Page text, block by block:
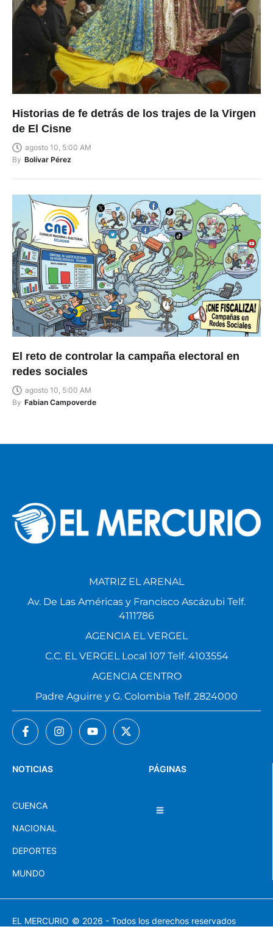
Historias de fe detrás de los trajes de la Virgen
de El Cisne
agosto 10, 5:00 AM
By Bolívar Pérez
El reto de controlar la campaña electoral en
redes sociales
agosto 10, 5:00 AM
By Fabian Campoverde
PÁGINAS
NOTICIAS
CUENCA
NACIONAL
DEPORTES
MUNDO
MATRIZ EL ARENAL
Av. De Las Américas y Francisco Ascázubi Telf.
4111786
AGENCIA EL VERGEL
C.C. EL VERGEL Local 107 Telf. 4103554
AGENCIA CENTRO
Padre Aguirre y G. Colombia Telf. 2824000
EL MERCURIO © 2026 - Todos los derechos reservados